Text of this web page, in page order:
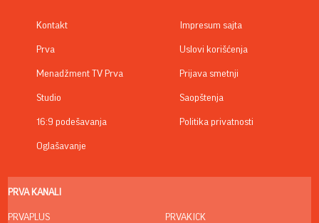
Kontakt
Prva
Menadžment TV Prva
Studio
16:9 podešavanja
Oglašavanje
Impresum sajta
Uslovi korišćenja
Prijava smetnji
Saopštenja
Politika privatnosti
PRVA KANALI
PRVAPLUS PRVAKICK